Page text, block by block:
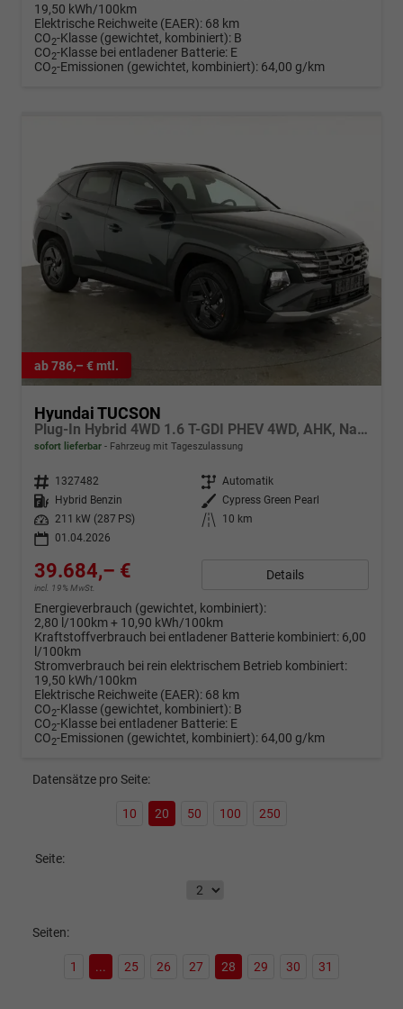
19,50 kWh/100km
Elektrische Reichweite (EAER): 68 km
CO2-Klasse (gewichtet, kombiniert): B
CO2-Klasse bei entladener Batterie: E
CO2-Emissionen (gewichtet, kombiniert): 64,00 g/km
ab 786,– € mtl.
Hyundai TUCSON
Plug-In Hybrid 4WD 1.6 T-GDI PHEV 4WD, AHK, Navi, Kamera, Side, Winter
sofort lieferbar Fahrzeug mit Tageszulassung
Fahrzeugnr. 1327482 Getriebe Automatik
Kraftstoff
Hybrid Benzin Außenfarbe Cypress Green Pearl
Leistung
211 kW (287 PS) Kilometerstand
10 km
01.04.2026
39.684,– €
incl. 19% MwSt.
Details
Energieverbrauch (gewichtet, kombiniert):
2,80 l/100km + 10,90 kWh/100km
Kraftstoffverbrauch bei entladener Batterie kombiniert: 6,00
l/100km
Stromverbrauch bei rein elektrischem Betrieb kombiniert:
19,50 kWh/100km
Elektrische Reichweite (EAER): 68 km
CO2-Klasse (gewichtet, kombiniert): B
CO2-Klasse bei entladener Batterie: E
CO2-Emissionen (gewichtet, kombiniert): 64,00 g/km
Datensätze pro Seite:
10 20 50 100 250
Seite:
Seiten:
1 ... 25 26 27 28 29 30 31